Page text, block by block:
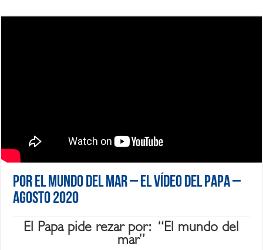
Por el mundo del mar – El Vídeo del Papa –
Agosto 2020
El Papa pide rezar por: “El mundo del
mar”